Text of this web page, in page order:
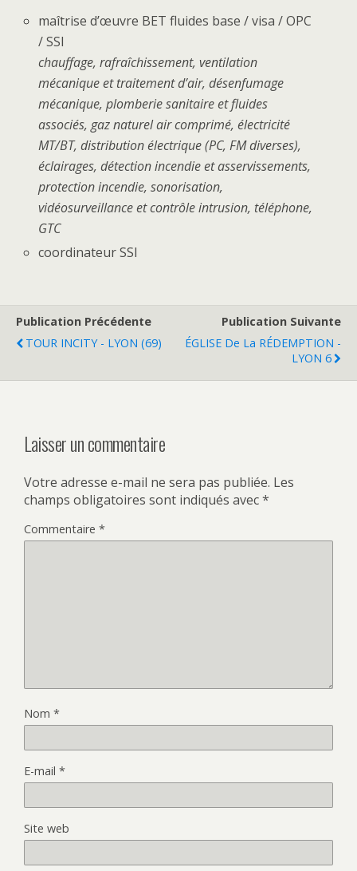
maîtrise d’œuvre BET fluides base / visa / OPC
/ SSI
chauffage, rafraîchissement, ventilation
mécanique et traitement d’air, désenfumage
mécanique, plomberie sanitaire et fluides
associés, gaz naturel air comprimé, électricité
MT/BT, distribution électrique (PC, FM diverses),
éclairages, détection incendie et asservissements,
protection incendie, sonorisation,
vidéosurveillance et contrôle intrusion, téléphone,
GTC
coordinateur SSI
Publication Précédente
TOUR INCITY - LYON (69)
Publication Suivante
ÉGLISE De La RÉDEMPTION -
LYON 6
Laisser un commentaire
Votre adresse e-mail ne sera pas publiée. Les
champs obligatoires sont indiqués avec*
Commentaire *
Nom *
E-mail *
Site web